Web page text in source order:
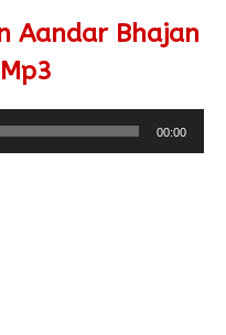
Aandar Bhajan
00:00